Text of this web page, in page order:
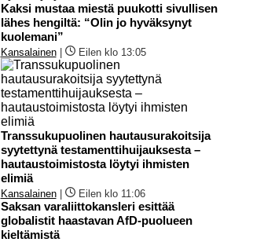
Kaksi mustaa miestä puukotti sivullisen
lähes hengiltä: “Olin jo hyväksynyt
kuolemani”
Kansalainen| Eilen klo 13:05
Transsukupuolinen hautausurakoitsija
syytettynä testamenttihuijauksesta –
hautaustoimistosta löytyi ihmisten
elimiä
Kansalainen| Eilen klo 11:06
Saksan varaliittokansleri esittää
globalistit haastavan AfD-puolueen
kieltämistä